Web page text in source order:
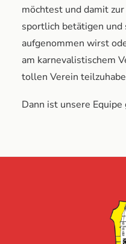
möchtest und damit
sportlich betätigen und
aufgenommen wirst
am karnevalistischem
tollen Verein
Dann ist unsere